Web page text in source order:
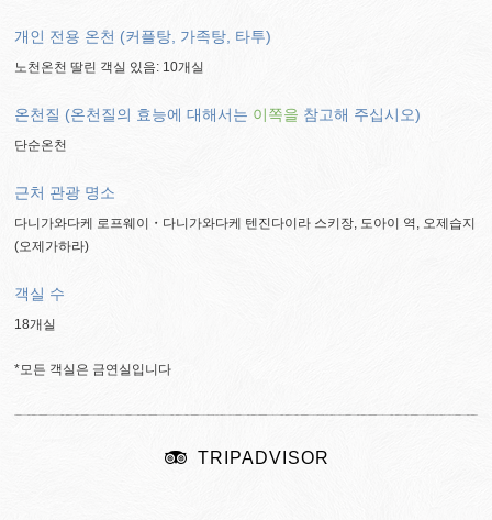
개인 전용 온천 (커플탕, 가족탕, 타투)
노천온천 딸린 객실 있음: 10개실
온천질 (온천질의 효능에 대해서는 이쪽을 참고해 주십시오)
단순온천
근처 관광 명소
다니가와다케 로프웨이・다니가와다케 텐진다이라 스키장, 도아이 역, 오제습지
(오제가하라)
객실 수
18개실
*모든 객실은 금연실입니다
TRIPADVISOR